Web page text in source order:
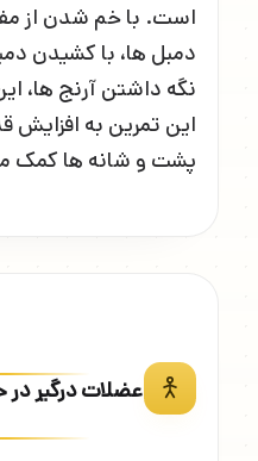
است. با خم شدن از
دمبل ها، با کشیدن
نگه داشتن آرنج ها،
این تمرین به
پشت و شانه ها کمک
عضلات درگیر در